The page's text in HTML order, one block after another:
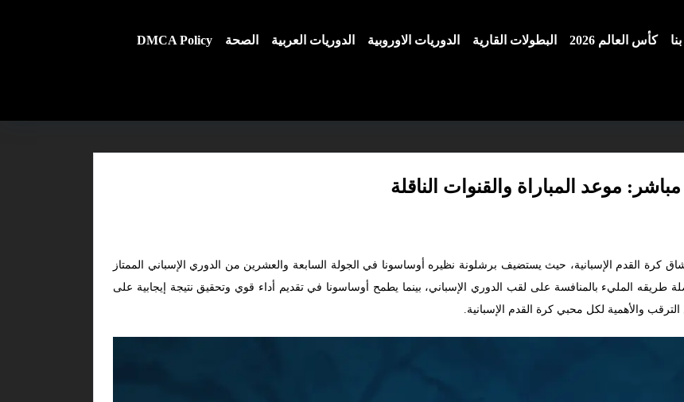
كأس العالم 2026 البطولات القارية الدوريات الاوروبية الدوريات العربية الصحة DMCA Policy
موعد المباراة والقنوات الناقلة
كرة القدم الإسبانية، حيث يستضيف برشلونة نظيره أوساسونا في الجولة السابعة والعشرين من الدوري الإسباني الممتاز
طريقه المليء بالمنافسة على لقب الدوري الإسباني، بينما يطمح أوساسونا في تقديم أداء قوي وتحقيق نتيجة إيجابية على
والأهمية لكل محبي كرة القدم الإسبانية.